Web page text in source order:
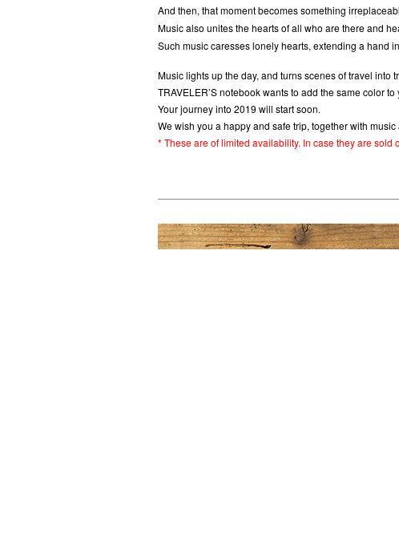
And then, that moment becomes something
Music also unites the hearts of all who are there and
Such music caresses lonely hearts, extending a hand
Music lights up the day, and turns scenes of travel into
TRAVELER’S notebook wants to add the same color to
Your journey into 2019 will start soon.
We wish you a happy and safe trip, together with music
* These are of limited availability. In case they are